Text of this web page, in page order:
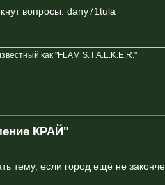
вопросы. dany71tula
как "FLAM S.T.A.L.K.E.R."
КРАЙ"
тему, если город ещё не